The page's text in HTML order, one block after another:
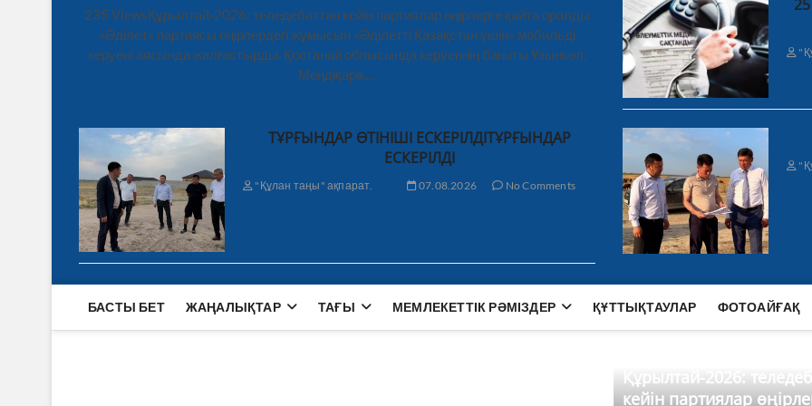
235 ViewsҚұрылтай-2026: теледебаттан кейін партиялар өңірлерге қайта оралды
«Әділет» партиясы өңірлердегі жұмысын «Әділетті Қазақстан үшін» мобильді
керуені аясында жалғастырды. Қостанай облысында керуеннің бағыты Ұзынкөл,
Меңдіқара,…
ТҰРҒЫНДАР ӨТІНІШІ ЕСКЕРІЛДІТҰРҒЫНДАР
ЕСКЕРІЛДІ
"Құлан таңы" ақпарат. 07.08.2026 No Comments
БАСТЫ БЕТ ЖАҢАЛЫҚТАР ТАҒЫ МЕМЛЕКЕТТІК РӘМІЗДЕР ҚҰТТЫҚТАУЛАР ФОТОАЙҒАҚ
Құрылтай-2026:
кейін партиялар